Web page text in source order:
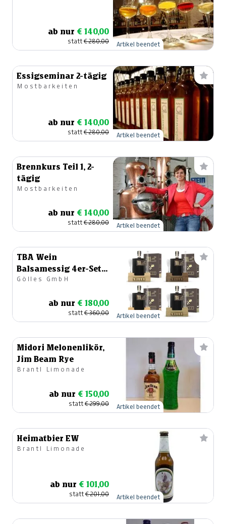
ab nur € 140,00
statt€ 280,00 Artikel beendet
Essigseminar 2-tägig
Mostbarkeiten
ab nur € 140,00
statt€ 280,00 Artikel beendet
Brennkurs Teil 1, 2-
tägig
Mostbarkeiten
ab nur € 140,00
statt€ 280,00 Artikel beendet
TBA Wein
Balsamessig 4er-Set,
20 Jahre
Gölles GmbH
ab nur € 180,00
statt€ 360,00 Artikel beendet
Midori Melonenlikör,
Jim Beam Rye
Brantl Limonade
ab nur € 150,00
statt€ 299,00 Artikel beendet
Heimatbier EW
Brantl Limonade
ab nur € 101,00
statt€ 201,00 Artikel beendet